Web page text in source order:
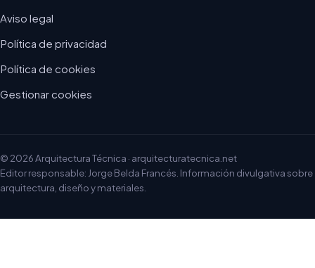
Aviso legal
Política de privacidad
Política de cookies
Gestionar cookies
© 2026 Arquitectura Técnica · arquitecturatecnica.net
Editor responsable: Jorge Belda Francés. Información divulgativa sobre
arquitectura, diseño y materiales.